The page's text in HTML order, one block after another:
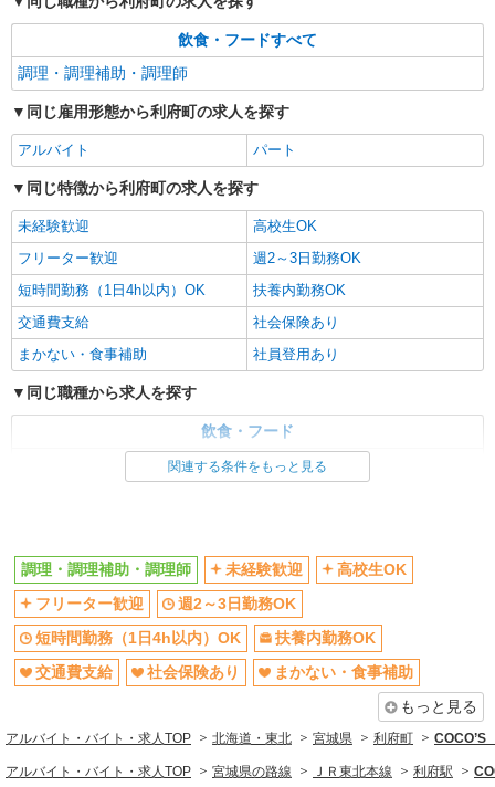
飲食・フードすべて
調理・調理補助・調理師
同じ雇用形態から利府町の求人を探す
アルバイト パート
同じ特徴から利府町の求人を探す
未経験歓迎
高校生OK
フリーター歓迎
週2～3日勤務OK
短時間勤務（1日4h以内）OK
扶養内勤務OK
交通費支給
社会保険あり
まかない・食事補助
社員登用あり
同じ職種から求人を探す
飲食・フード
調理・調理補助・調理師
週2～3日勤務OK
短時間勤務（1日4h以内）OK
扶養内勤務OK
交通費支給
社会保険あり
まかない・食事補助
社員登用あり
関連する条件をもっと見る
調理・調理補助・調理師 未経験歓迎
高校生OK
フリーター歓迎
週2～3日勤務OK
短時間勤務（1日4h以内）OK
扶養内勤務OK
交通費支給
社会保険あり
まかない・食事補助
もっと見る
アルバイト・バイト・求人TOP 北海道・東北 宮城県 利府町
アルバイト・バイト・求人TOP 宮城県の路線 ＪＲ東北本線 利府駅